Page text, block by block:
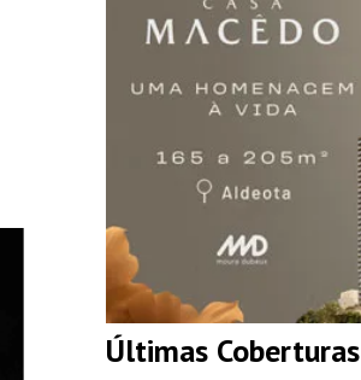
Últimas Coberturas